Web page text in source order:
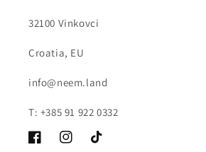
32100 Vinkovci
Croatia, EU
info@neem.land
T: +385 91 922 0332
FacebookInstagramTikTok